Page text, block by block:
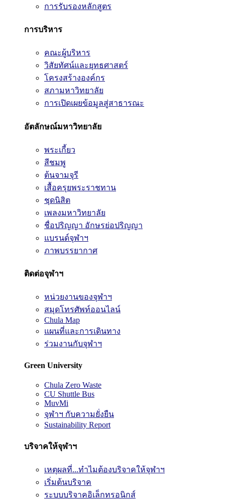
การรับรองหลักสูตร
การบริหาร
คณะผู้บริหาร
วิสัยทัศน์และยุทธศาสตร์
โครงสร้างองค์กร
สภามหาวิทยาลัย
การเปิดเผยข้อมูลสู่สาธารณะ
อัตลักษณ์มหาวิทยาลัย
พระเกี้ยว
สีชมพู
ต้นจามจุรี
เสื้อครุยพระราชทาน
ชุดนิสิต
เพลงมหาวิทยาลัย
ชื่อปริญญา อักษรย่อปริญญา
แบรนด์จุฬาฯ
ภาพบรรยากาศ
ติดต่อจุฬาฯ
หน่วยงานของจุฬาฯ
สมุดโทรศัพท์ออนไลน์
Chula Map
แผนที่และการเดินทาง
ร่วมงานกับจุฬาฯ
Green University
Chula Zero Waste
CU Shuttle Bus
MuvMi
จุฬาฯ กับความยั่งยืน
Sustainability Report
บริจาคให้จุฬาฯ
เหตุผลที่...ทำไมต้องบริจาคให้จุฬาฯ
เริ่มต้นบริจาค
ระบบบริจาคอิเล็กทรอนิกส์